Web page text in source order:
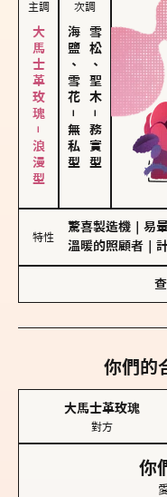
主調
大馬士革玫瑰－浪漫型
次調
海鹽、雪花
－
無私型
雪松、聖木
－
務實型
特性
驚喜製造機 易
溫暖的照顧者
你們的
大馬士革玫瑰
對方
你